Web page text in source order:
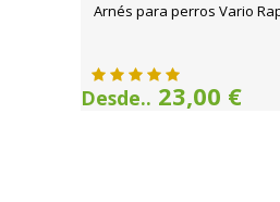
Arnés para perros Vario
Desde.. 23,00 €